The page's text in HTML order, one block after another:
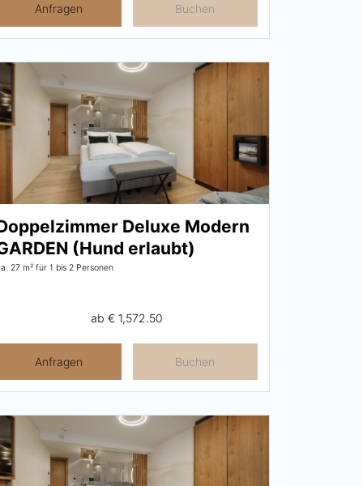
Anfragen Buchen
Deluxe Modern
(Hund erlaubt)
27 m² für 1 bis 2 Personen
ab € 1,572.50
Anfragen Buchen